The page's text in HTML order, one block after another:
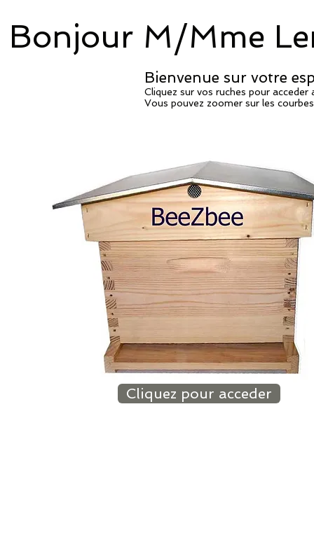
Bonjour M/Mme
Bienvenue sur votre
Cliquez sur vos ruches pour acceder
Vous pouvez zoomer sur les
Cliquez pour acceder